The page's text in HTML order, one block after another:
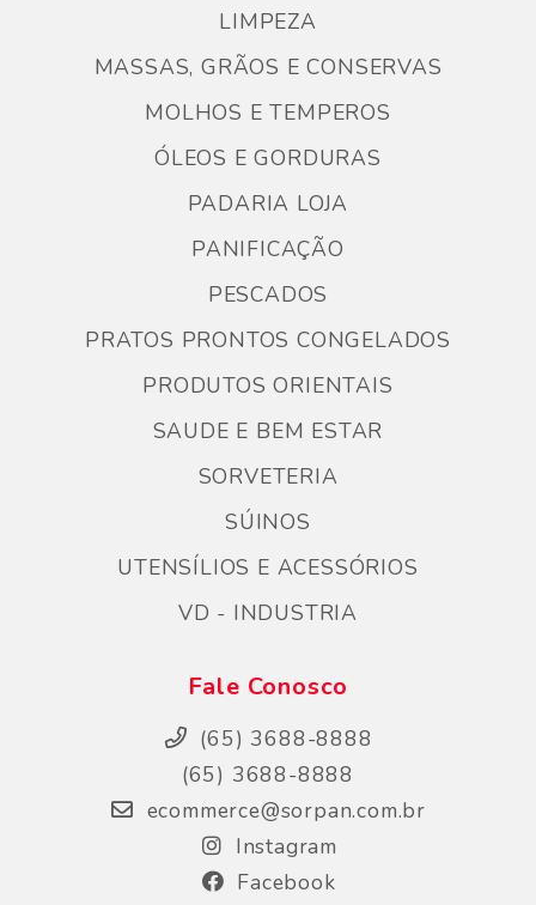
LIMPEZA
MASSAS, GRÃOS E CONSERVAS
MOLHOS E TEMPEROS
ÓLEOS E GORDURAS
PADARIA LOJA
PANIFICAÇÃO
PESCADOS
PRATOS PRONTOS CONGELADOS
PRODUTOS ORIENTAIS
SAUDE E BEM ESTAR
SORVETERIA
SÚINOS
UTENSÍLIOS E ACESSÓRIOS
VD - INDUSTRIA
Fale Conosco
(65) 3688-8888
(65) 3688-8888
ecommerce@sorpan.com.br
Instagram
Facebook